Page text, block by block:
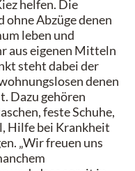
helfen. Die
ohne Abzüge denen
leben und
aus eigenen Mitteln
steht dabei der
denen
Dazu gehören
feste Schuhe,
Hilfe bei Krankheit
„Wir freuen uns